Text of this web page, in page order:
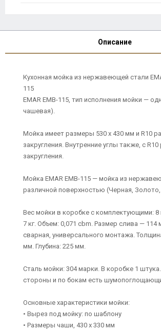
Описание
Кухонная мойка из нержавеющей стали
115
EMAR EMB-115, тип исполнения мойки —
чашевая).
Мойка имеет размеры 530 x 430 мм и R10
закругления. Внутренние углы также, с
закругления.
Мойка EMAR EMB-115 — мойка из
различной поверхностью (Черная,
Вес мойки в коробке с комплектующими: 8
7 кг. Объем: 0,071 cbm. Размер слива — 114
сварная, универсального монтажа.
мм. Глубина: 225 мм.
Сталь мойки: 304 марки. В коробке 1
стороны и по бокам есть
Основные характеристики мойки:
• Вырез под мойку: по шаблону
• Размеры чаши, 430 x 330 мм